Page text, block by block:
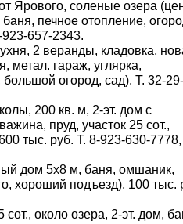
Ярового, соленые озера
печное отопление,
923-657-2343.
2 веранды, кладовка,
метал. гараж, углярка,
огород, сад). Т. 32-
200 кв. м, 2-эт. дом с
пруд, участок 25 сот.,
тыс. руб. Т. 8-923-630-
дом 5х8 м, баня, омшаник,
хороший подъезд), 100 тыс.
около озера, 2-эт. дом,